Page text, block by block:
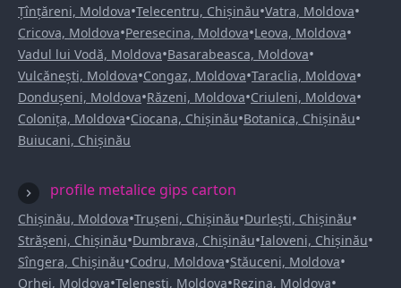
Țînțăreni, Moldova•Telecentru, Chișinău•Vatra, Moldova•
Cricova, Moldova•Peresecina, Moldova•Leova, Moldova•
Vadul lui Vodă, Moldova•Basarabeasca, Moldova•
Vulcănești, Moldova•Congaz, Moldova•Taraclia, Moldova•
Dondușeni, Moldova•Răzeni, Moldova•Criuleni, Moldova•
Colonița, Moldova•Ciocana, Chișinău•Botanica, Chișinău•
Buiucani, Chișinău
profile metalice gips carton
Chișinău, Moldova•Trușeni, Chișinău•Durlești, Chișinău•
Strășeni, Chișinău•Dumbrava, Chișinău•Ialoveni, Chișinău•
Sîngera, Chișinău•Codru, Moldova•Stăuceni, Moldova•
Orhei, Moldova•Telenești, Moldova•Rezina, Moldova•